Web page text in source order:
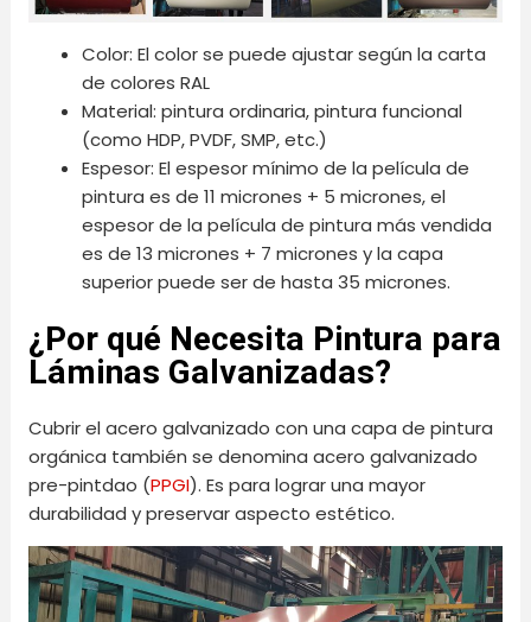
Color: El color se puede ajustar según la carta
de colores RAL
Material: pintura ordinaria, pintura funcional
(como HDP, PVDF, SMP, etc.)
Espesor: El espesor mínimo de la película de
pintura es de 11 micrones + 5 micrones, el
espesor de la película de pintura más vendida
es de 13 micrones + 7 micrones y la capa
superior puede ser de hasta 35 micrones.
¿Por qué Necesita Pintura para
Láminas Galvanizadas?
Cubrir el acero galvanizado con una capa de pintura
orgánica también se denomina acero galvanizado
pre-pintdao (PPGI). Es para lograr una mayor
durabilidad y preservar aspecto estético.